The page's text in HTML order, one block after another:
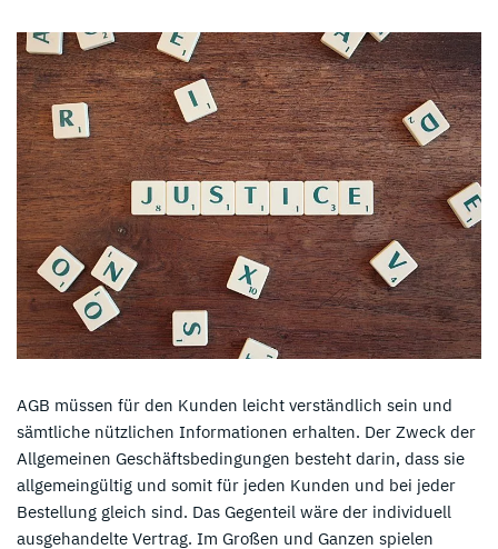
AGB müssen für den Kunden leicht verständlich sein und
sämtliche nützlichen Informationen erhalten. Der Zweck der
Allgemeinen Geschäftsbedingungen besteht darin, dass sie
allgemeingültig und somit für jeden Kunden und bei jeder
Bestellung gleich sind. Das Gegenteil wäre der individuell
ausgehandelte Vertrag. Im Großen und Ganzen spielen